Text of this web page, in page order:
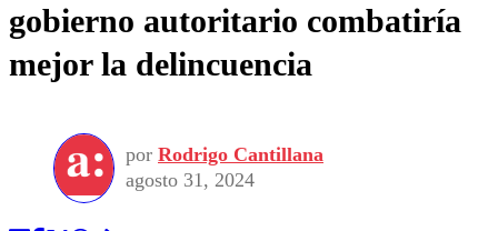
gobierno autoritario combatiría
mejor la delincuencia
por Rodrigo Cantillana
agosto 31, 2024